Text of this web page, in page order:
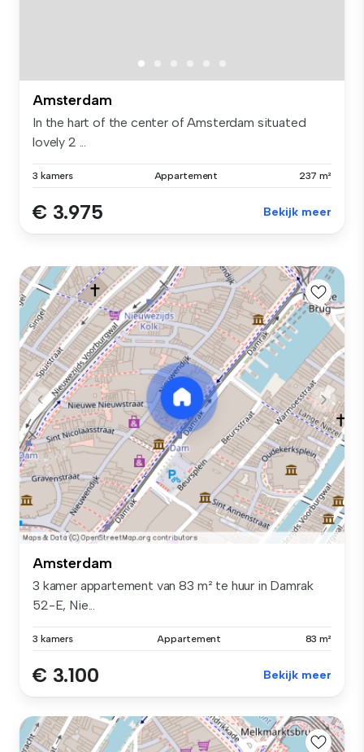
Amsterdam
In the hart of the center of Amsterdam situated
lovely 2 ...
3 kamers Appartement 237 m²
€ 3.975 Bekijk meer
Amsterdam
3 kamer appartement van 83 m² te huur in Damrak
52-E, Nie...
3 kamers Appartement 83 m²
€ 3.100 Bekijk meer